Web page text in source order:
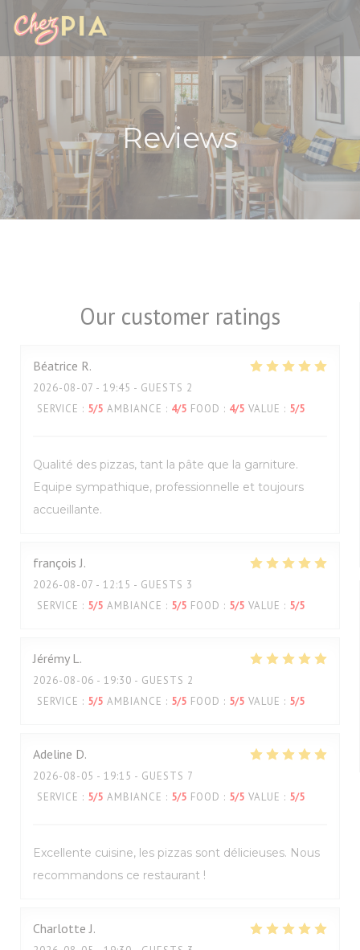
Personalizing your cookie choices
Reviews
Our customer ratings
Béatrice R
2026-08-07 - 19:45 - GUESTS 2
SERVICE : 5/5 AMBIANCE : 4/5 FOOD : 4/5 VALUE : 5/5
Qualité des pizzas, tant la pâte que la garniture.
Equipe sympathique, professionnelle et toujours
accueillante.
françois J
2026-08-07 - 12:15 - GUESTS 3
SERVICE : 5/5 AMBIANCE : 5/5 FOOD : 5/5 VALUE : 5/5
Jérémy L
2026-08-06 - 19:30 - GUESTS 2
SERVICE : 5/5 AMBIANCE : 5/5 FOOD : 5/5 VALUE : 5/5
Adeline D
2026-08-05 - 19:15 - GUESTS 7
SERVICE : 5/5 AMBIANCE : 5/5 FOOD : 5/5 VALUE : 5/5
Excellente cuisine, les pizzas sont délicieuses. Nous
recommandons ce restaurant !
Charlotte J